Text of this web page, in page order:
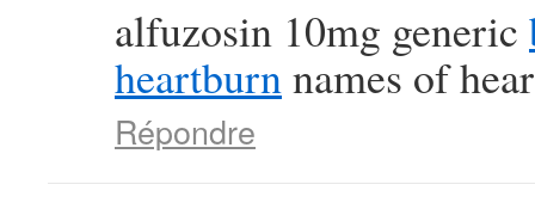
alfuzosin 10mg generic
heartburnnames of
Répondre